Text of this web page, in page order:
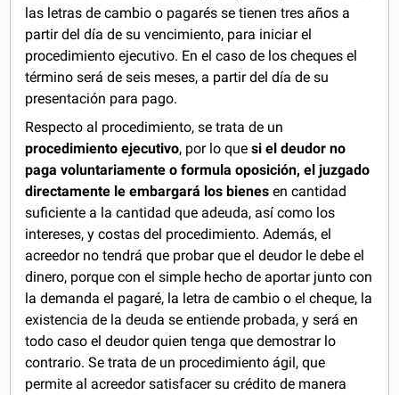
las letras de cambio o pagarés se tienen tres años a
partir del día de su vencimiento, para iniciar el
procedimiento ejecutivo. En el caso de los cheques el
término será de seis meses, a partir del día de su
presentación para pago.
Respecto al procedimiento, se trata de un
procedimiento ejecutivo, por lo quesi el deudor no
paga voluntariamente o formula oposición, el juzgado
directamente le embargará los bienes en cantidad
suficiente a la cantidad que adeuda, así como los
intereses, y costas del procedimiento. Además, el
acreedor no tendrá que probar que el deudor le debe el
dinero, porque con el simple hecho de aportar junto con
la demanda el pagaré, la letra de cambio o el cheque, la
existencia de la deuda se entiende probada, y será en
todo caso el deudor quien tenga que demostrar lo
contrario. Se trata de un procedimiento ágil, que
permite al acreedor satisfacer su crédito de manera